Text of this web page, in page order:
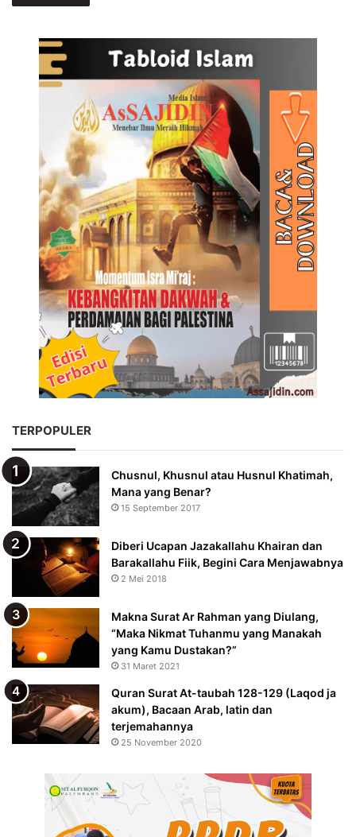
TERPOPULER
Chusnul, Khusnul atau Husnul Khatimah,
Mana yang Benar?
15 September 2017
Diberi Ucapan Jazakallahu Khairan dan
Barakallahu Fiik, Begini Cara Menjawabnya
2 Mei 2018
Makna Surat Ar Rahman yang Diulang,
“Maka Nikmat Tuhanmu yang Manakah
yang Kamu Dustakan?”
31 Maret 2021
Quran Surat At-taubah 128-129 (Laqod ja
akum), Bacaan Arab, latin dan
terjemahannya
25 November 2020